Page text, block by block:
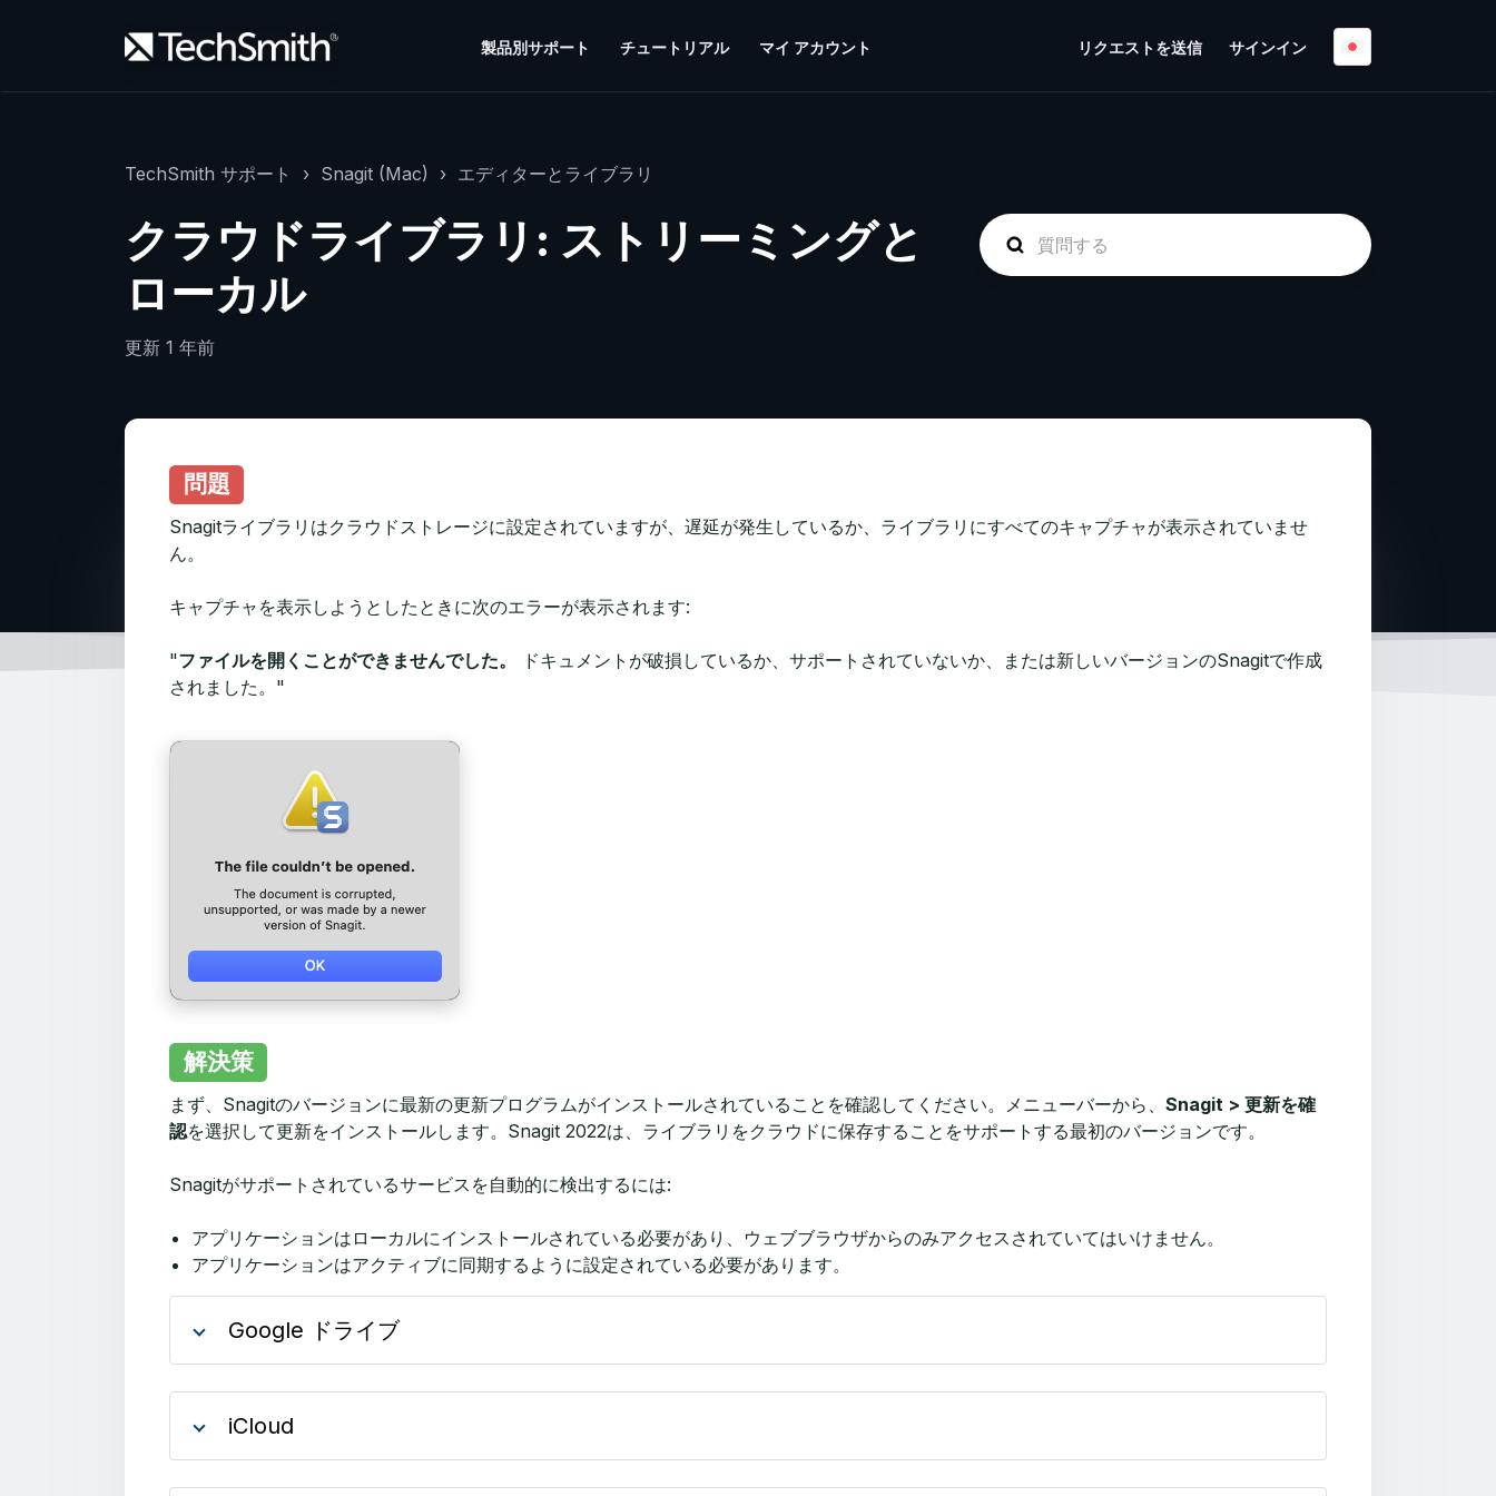
製品別サポート チュートリアル マイ アカウント リクエストを送信 サインイン
TechSmith サポート Snagit (Mac) エディターとライブラリ
クラウドライブラリ: ストリーミングと
ローカル
更新 1 年前
問題
Snagitライブラリはクラウドストレージに設定されていますが、遅延が発生しているか、ライブラリにすべてのキャプチャが表示されていませ
ん。
キャプチャを表示しようとしたときに次のエラーが表示されます:
"ファイルを開くことができませんでした。
ドキュメントが破損しているか、サポートされていないか、または新しいバージョンのSnagitで作成
されました。"
解決策
まず、Snagitのバージョンに最新の更新プログラムがインストールされていることを確認してください。メニューバーから、 Snagit > 更新を確
認を選択して更新をインストールします。Snagit 2022は、ライブラリをクラウドに保存することをサポートする最初のバージョンです。
Snagitがサポートされているサービスを自動的に検出するには:
アプリケーションはローカルにインストールされている必要があり、ウェブブラウザからのみアクセスされていてはいけません。
アプリケーションはアクティブに同期するように設定されている必要があります。
Google ドライブ
iCloud